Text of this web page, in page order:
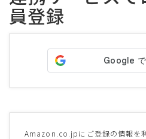
員登録
Amazon.co.jpにご登録の情報を
サイズ
ヒールの高さ